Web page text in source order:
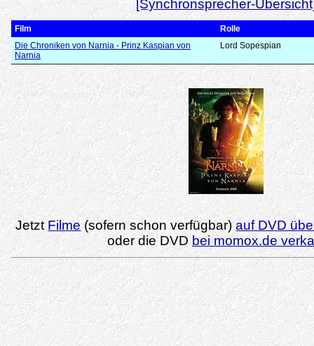
[Synchronsprecher-
Film
Rolle
Die Chroniken von Narnia - Prinz Kaspian von
Narnia
Lord Sopespian
JetztFilme (sofern schon verfügbar)auf DVD
oder die DVD bei momox.de